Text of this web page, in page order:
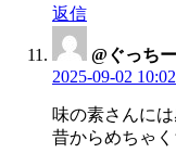
返信
@ぐっち
2025-09-02 10:02
味の素さんに
昔からめちゃ